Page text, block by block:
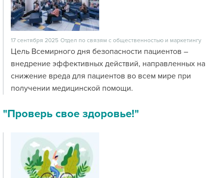
17 сентября 2025 Отдел по связям с общественностью и маркетингу
Цель Всемирного дня безопасности пациентов –
внедрение эффективных действий, направленных на
снижение вреда для пациентов во всем мире при
получении медицинской помощи.
"Проверь свое здоровье!"